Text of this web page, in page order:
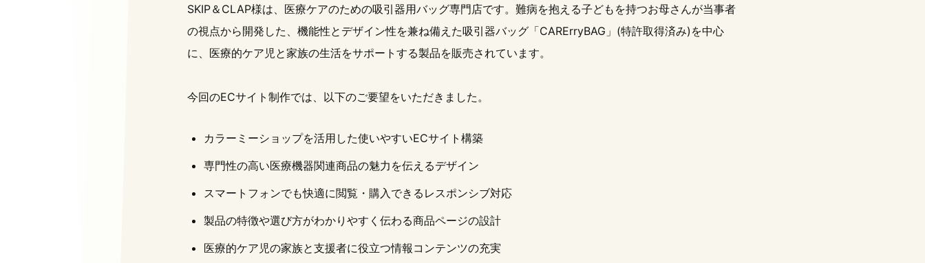
SKIP＆CLAP様は、医療ケアのための吸引器用バッグ専門店です。難病を抱える子どもを持つお母さんが当事者
の視点から開発した、機能性とデザイン性を兼ね備えた吸引器バッグ「CARErryBAG」(特許取得済み)を中心
に、医療的ケア児と家族の生活をサポートする製品を販売されています。
今回のECサイト制作では、以下のご要望をいただきました。
カラーミーショップを活用した使いやすいECサイト構築
専門性の高い医療機器関連商品の魅力を伝えるデザイン
スマートフォンでも快適に閲覧・購入できるレスポンシブ対応
製品の特徴や選び方がわかりやすく伝わる商品ページの設計
医療的ケア児の家族と支援者に役立つ情報コンテンツの充実